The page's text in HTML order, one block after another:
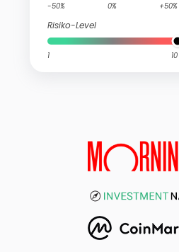
-50% 0% +50%
Risiko-Level
1 10